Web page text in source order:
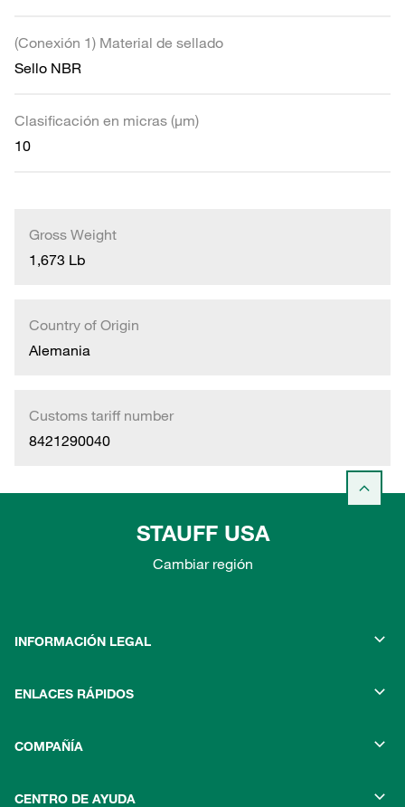
(Conexión 1) Material de sellado
Sello NBR
Clasificación en micras (µm)
10
Gross Weight
1,673 Lb
Country of Origin
Alemania
Customs tariff number
8421290040
STAUFF USA
Cambiar región
INFORMACIÓN LEGAL
ENLACES RÁPIDOS
COMPAÑÍA
CENTRO DE AYUDA